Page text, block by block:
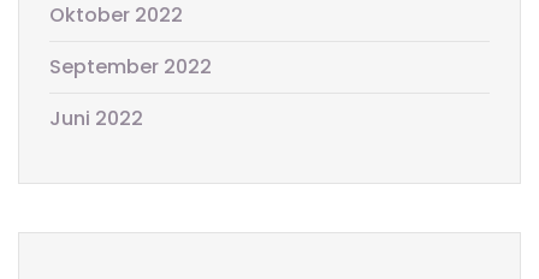
Oktober 2022
September 2022
Juni 2022